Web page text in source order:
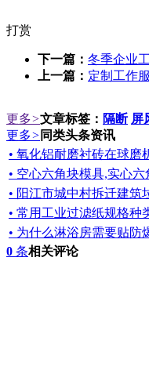
打赏
下一篇： 冬季企业
上一篇： 定制工作
更多>文章标签： 隔断 屏
更多> 同类头条资讯
• 氧化铝耐磨衬砖在球磨
• 空心六角块模具,实心
• 阳江市城中村拆迁建筑
• 常用工业过滤纸规格种
• 为什么淋浴房需要贴防
0 条相关评论